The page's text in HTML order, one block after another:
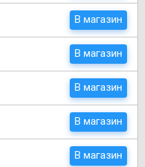
В магазин
В магазин
В магазин
В магазин
В магазин